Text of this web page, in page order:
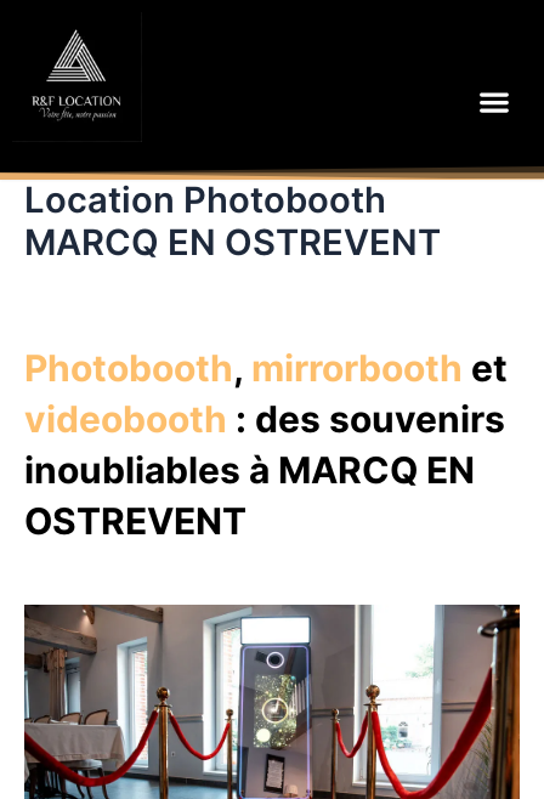
contenu
Location Photobooth
MARCQ EN OSTREVENT
Photobooth, mirrorbooth et
videobooth : des souvenirs
inoubliables à MARCQ EN
OSTREVENT